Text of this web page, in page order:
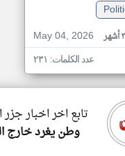
May 04, 2026
عدد الكلمات: ٢٣١
تابع اخر اخبار جزر
وطن يغرد خارج